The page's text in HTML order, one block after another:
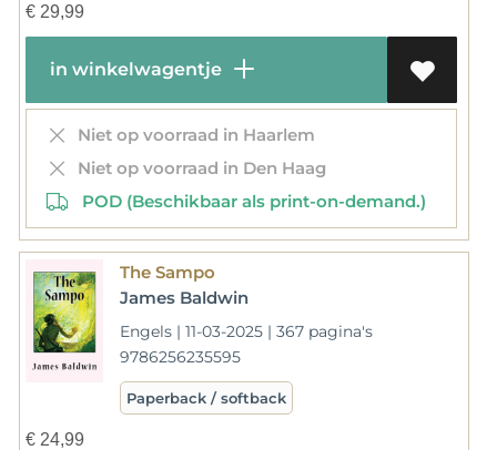
€29,99
in winkelwagentje
Niet op voorraad in Haarlem
Niet op voorraad in Den Haag
POD (Beschikbaar als print-on-demand.)
The Sampo
James Baldwin
Engels | 11-03-2025 | 367 pagina's
9786256235595
Paperback / softback
€24,99